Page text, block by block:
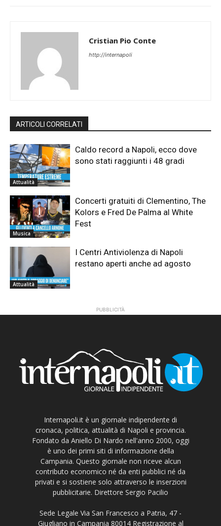
Cristian Pio Conte
http://internapoli
ARTICOLI CORRELATI
Attualità
Caldo record a Napoli, ecco dove
sono stati raggiunti i 48 gradi
Musica
Concerti gratuiti di Clementino, The
Kolors e Fred De Palma al White
Fest
Attualità
I Centri Antiviolenza di Napoli
restano aperti anche ad agosto
PUBBLICITÀ
Internapoli.it è un giornale indipendente di
cronaca, politica, attualità di Napoli e provincia.
Fondato da Aniello Di Nardo nell'anno 2000, oggi
è uno dei primi siti di informazione della
Campania. Questo giornale non riceve alcun
contributo economico né da enti pubblici né da
privati e si sostiene solo attraverso le inserzioni
pubblicitarie. Direttore Sergio Pacilio
Sede Legale Via San Francesco a Patria, 47 -
Giugliano in Campania 80014 Registrazione al